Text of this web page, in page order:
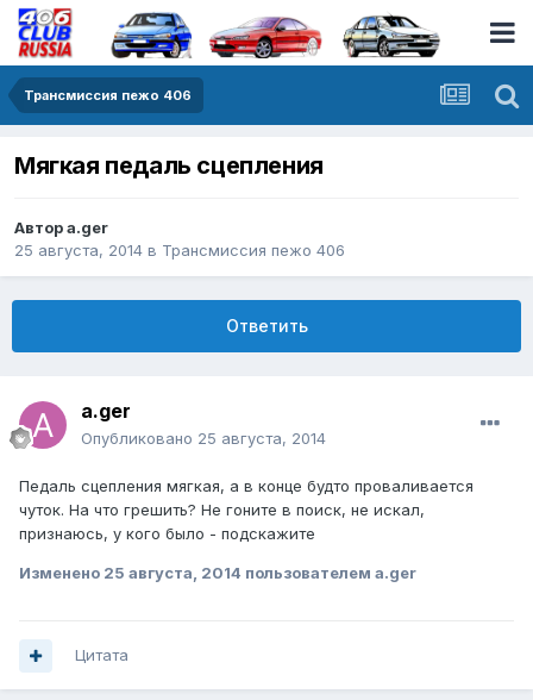
Трансмиссия пежо 406
Мягкая педаль сцепления
Авторa.ger
25 августа, 2014 в Трансмиссия пежо 406
Ответить
a.ger
Опубликовано 25 августа, 2014
Педаль сцепления мягкая, а в конце будто проваливается
чуток. На что грешить? Не гоните в поиск, не искал,
признаюсь, у кого было - подскажите
Изменено 25 августа, 2014 пользователем a.ger
Цитата